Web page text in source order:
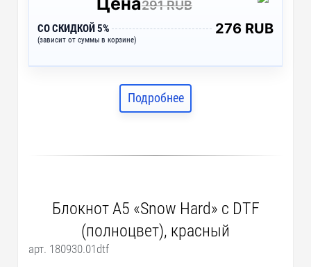
291 RUB
СО СКИДКОЙ 5%
(зависит от суммы в корзине)
276 RUB
Подробнее
Блокнот А5 «Snow Hard» с DTF
(полноцвет), красный
арт. 180930.01dtf